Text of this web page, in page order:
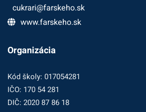
cukrari@farskeho.sk
www.farskeho.sk
Organizácia
Kód školy: 017054281
IČO: 170 54 281
DIČ: 2020 87 86 18